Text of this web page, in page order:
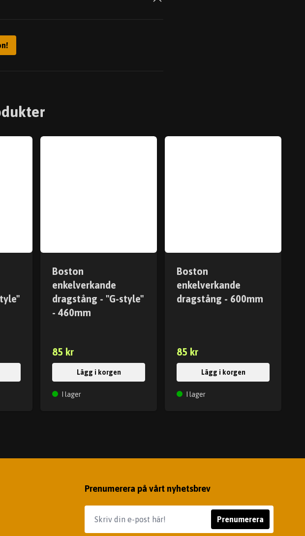
Boston
enkelverkande
dragstång - "G-style"
- 460mm
85 kr
Lägg i korgen
I lager
Boston
enkelverkande
dragstång - 600mm
85 kr
Lägg i korgen
I lager
Prenumerera på vårt nyhetsbrev
Prenumerera